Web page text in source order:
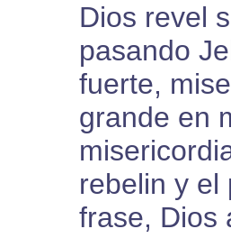
Dios revel
pasando
fuerte,
grande en
rebelin y el
frase, Dios